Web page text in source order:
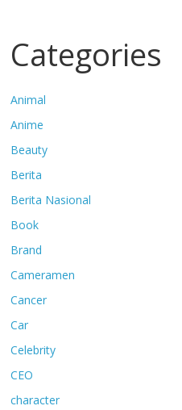
Categories
Animal
Anime
Beauty
Berita
Berita Nasional
Book
Brand
Cameramen
Cancer
Car
Celebrity
CEO
character